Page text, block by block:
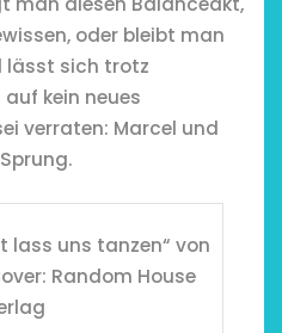
Restsommer -
Garnier
oder bleibt man
lässt sich trotz
kein neues
verraten: Marcel und
lass uns tanzen“ von
Random House